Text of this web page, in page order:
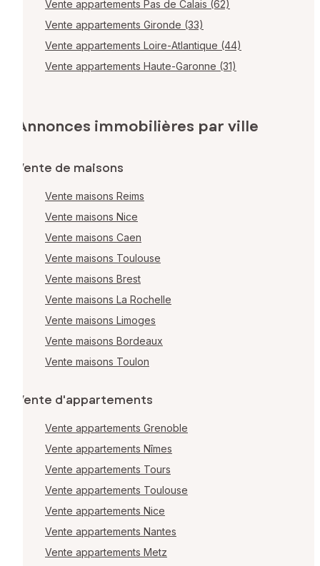
Vente appartements Pas de Calais (62)
Vente appartements Gironde (33)
Vente appartements Loire-Atlantique (44)
Vente appartements Haute-Garonne (31)
Annonces immobilières par ville
Vente de maisons
Vente maisons Reims
Vente maisons Nice
Vente maisons Caen
Vente maisons Toulouse
Vente maisons Brest
Vente maisons La Rochelle
Vente maisons Limoges
Vente maisons Bordeaux
Vente maisons Toulon
Vente d'appartements
Vente appartements Grenoble
Vente appartements Nîmes
Vente appartements Tours
Vente appartements Toulouse
Vente appartements Nice
Vente appartements Nantes
Vente appartements Metz